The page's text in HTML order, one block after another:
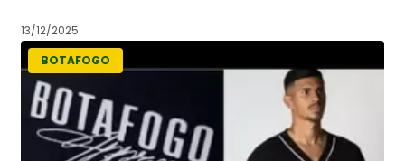
13/12/2025
BOTAFOGO